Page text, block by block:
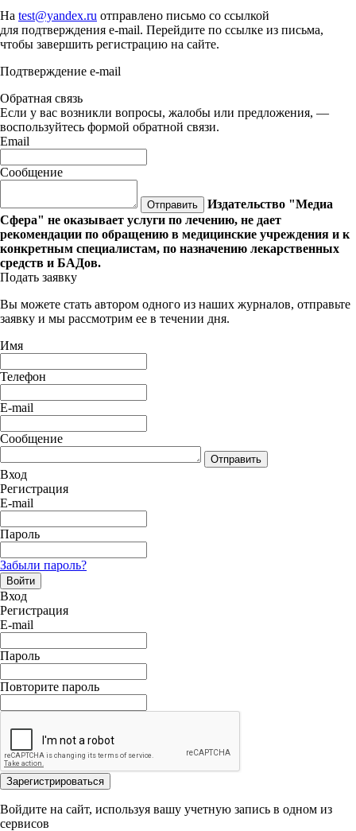
На test@yandex.ru отправлено письмо со ссылкой
для подтверждения e-mail. Перейдите по ссылке из письма,
чтобы завершить регистрацию на сайте.
Подтверждение e-mail
Обратная связь
Если у вас возникли вопросы, жалобы или предложения, —
воспользуйтесь формой обратной связи.
Email
Сообщение
Отправить
Издательство "Медиа
Сфера" не оказывает услуги по лечению, не дает
рекомендации по обращению в медицинские учреждения и к
конкретным специалистам, по назначению лекарственных
средств и БАДов.
Подать заявку
Вы можете стать автором одного из наших журналов, отправьте
заявку и мы рассмотрим ее в течении дня.
Имя
Телефон
E-mail
Сообщение
Отправить
Вход
Регистрация
E-mail
Пароль
Забыли пароль?
Войти
Вход
Регистрация
E-mail
Пароль
Повторите пароль
Зарегистрироваться
Войдите на сайт, используя вашу учетную запись в одном из
сервисов